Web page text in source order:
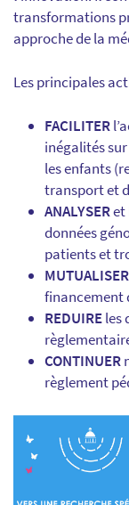
transformations
approche de la
Les principales
FACILITER
inégalités
les enfants
transport et
ANALYSERet
données
patients et
MUTUALISER
financement
REDUIREles
CONTINUER
règlement